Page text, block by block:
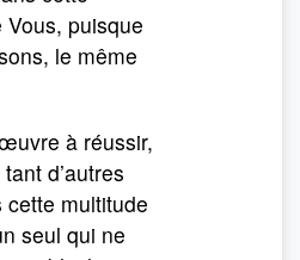
puisque
le même
à réussir,
d’autres
cette multitude
seul qui ne